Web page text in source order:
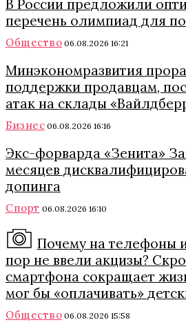
В России предложили
перечень олимпиад для
Общество 06.08.2026 16:21
Минэкономразвития
поддержки продавцам,
атак на склады
Бизнес 06.08.2026 16:16
Экс-форварда «Зенита»
месяцев
допинга
Спорт 06.08.2026 16:10
Почему на телефоны
пор не ввели акцизы?
смартфона сокращает
мог бы «оплачивать»
Общество 06.08.2026 15:58